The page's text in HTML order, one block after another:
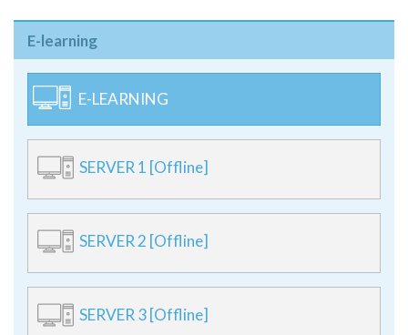
E-learning
E-LEARNING
SERVER 1 [Offline]
SERVER 2 [Offline]
SERVER 3 [Offline]